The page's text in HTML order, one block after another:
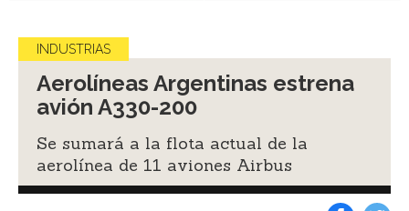
INDUSTRIAS
Aerolíneas Argentinas estrena
avión A330-200
Se sumará a la flota actual de la
aerolínea de 11 aviones Airbus